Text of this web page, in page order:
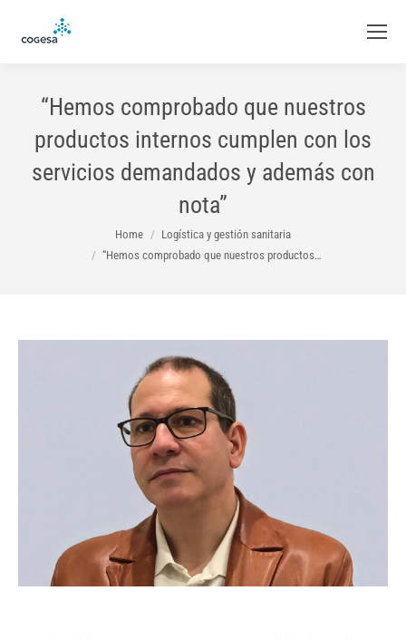
“Hemos comprobado que nuestros
productos internos cumplen con los
servicios demandados y además con
nota”
Home
Logística y gestión sanitaria
“Hemos comprobado que nuestros productos…